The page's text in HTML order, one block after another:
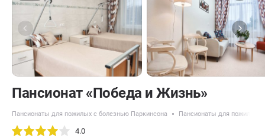
Пансионат «Победа и Жизнь»
Пансионаты для пожилых с болезнью Паркинсона Пансионаты для пожилых
4.0